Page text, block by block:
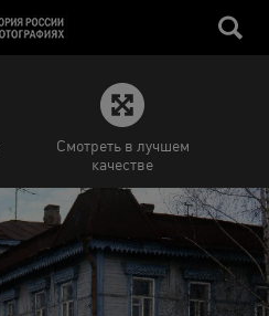
Смотреть в лучшем
качестве